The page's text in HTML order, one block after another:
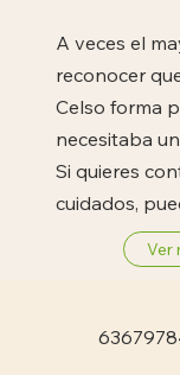
A veces el
reconocer
Celso forma
necesitaba
Si quieres
cuidados,
Ver